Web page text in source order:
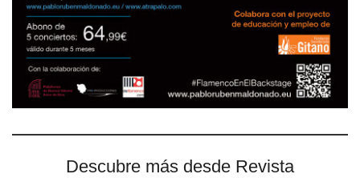
Descubre más desde Revista